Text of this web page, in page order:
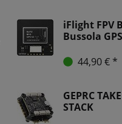
iFlight FPV
Bussola
44,90 € *
GEPRC
STACK